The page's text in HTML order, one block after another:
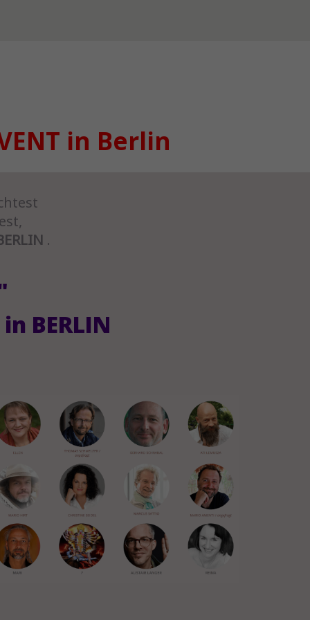
in Berlin
.
in BERLIN